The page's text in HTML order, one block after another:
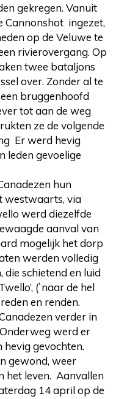
gekregen. Vanuit
Cannonshot ingezet,
op de Veluwe te
rivierovergang. Op
twee bataljons
over. Zonder al te
bruggenhoofd
tot aan de weg
ze de volgende
Er werd hevig
leden gevoelige
hun
westwaarts, via
werd diezelfde
aanval van
mogelijk het dorp
werden volledig
die schietend en luid
(`naar de hel
en renden.
verder in
werd er
hevig gevochten.
gewond, weer
het leven. Aanvallen
14 april op de